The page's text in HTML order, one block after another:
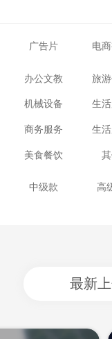
广告片 电
办公文教 旅
机械设备 生
商务服务 生
美食餐饮
中级款 高
最新